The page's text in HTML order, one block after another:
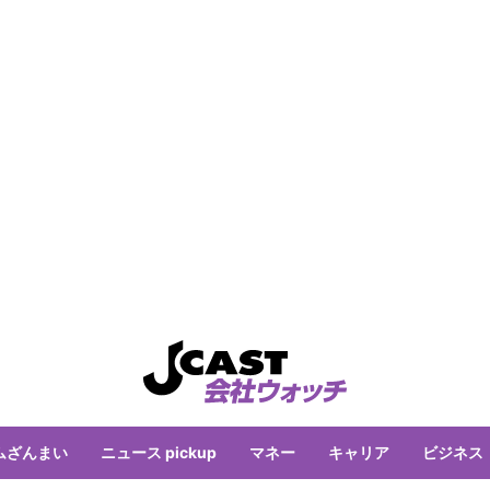
ざんまい ニュース pickup マネー キャリア ビジネス